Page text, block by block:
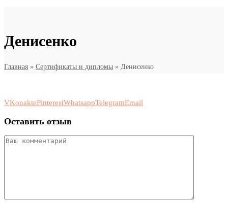
Денисенко
Главная » Сертификаты и дипломы » Денисенко
VKonaktePinterestWhatsappTelegramEmail
Оставить отзыв